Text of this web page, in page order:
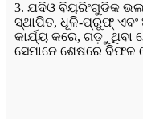
3. ଯଦିଓ ବିୟରିଂଗୁଡିକ
ସ୍ଥାପିତ, ଧୂଳି-ପ୍ରୁଫ୍ ଏବଂ
କାର୍ଯ୍ୟ କରେ, ଗଡ଼ୁଥିବା
ସେମାନେ ଶେଷରେ ବିଫଳ